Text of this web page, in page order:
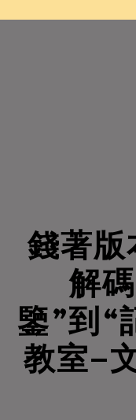
錢著版
解
鑒”到“
教室–